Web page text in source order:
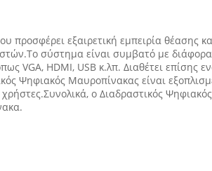
εξαιρετική εμπειρία θέασης
σύστημα είναι συμβατό με διάφορα
VGA, HDMI, USB κ.λπ. Διαθέτει επίσης
Ψηφιακός Μαυροπίνακας είναι
χρήστες.Συνολικά, ο Διαδραστικός